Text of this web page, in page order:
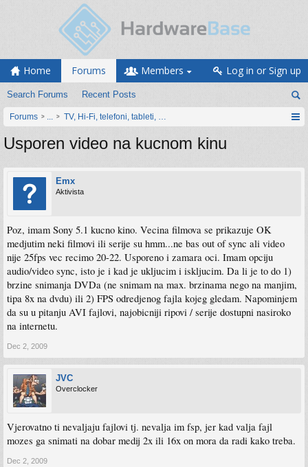
Home Forums
Search Forums Recent Posts
Members Log in or Sign up
Forums ... TV, Hi-Fi, telefoni, tableti, satovi, IoT oprema
Usporen video na kucnom kinu
Emx
Aktivista
Poz, imam Sony 5.1 kucno kino. Vecina filmova se prikazuje OK
medjutim neki filmovi ili serije su hmm...ne bas out of sync ali video
nije 25fps vec recimo 20-22. Usporeno i zamara oci. Imam opciju
audio/video sync, isto je i kad je ukljucim i iskljucim. Da li je to do 1)
brzine snimanja DVDa (ne snimam na max. brzinama nego na manjim,
tipa 8x na dvdu) ili 2) FPS odredjenog fajla kojeg gledam. Napominjem
da su u pitanju AVI fajlovi, najobicniji ripovi / serije dostupni nasiroko
na internetu.
Dec 2, 2009
JVC
Overclocker
Vjerovatno ti nevaljaju fajlovi tj. nevalja im fsp, jer kad valja fajl
mozes ga snimati na dobar medij 2x ili 16x on mora da radi kako treba.
Dec 2, 2009